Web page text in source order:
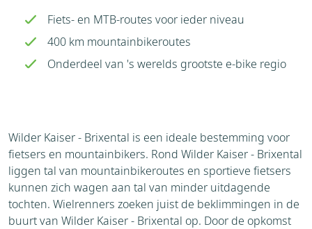
Fiets- en MTB-routes voor ieder niveau
400 km mountainbikeroutes
Onderdeel van 's werelds grootste e-bike regio
Wilder Kaiser - Brixental is een ideale bestemming voor
fietsers en mountainbikers. Rond Wilder Kaiser - Brixental
liggen tal van mountainbikeroutes en sportieve fietsers
kunnen zich wagen aan tal van minder uitdagende
tochten. Wielrenners zoeken juist de beklimmingen in de
buurt van Wilder Kaiser - Brixental op. Door de opkomst